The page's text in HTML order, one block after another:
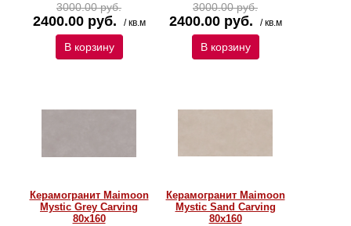
3000.00 руб.
2400.00 руб. / кв.м
В корзину
3000.00 руб.
2400.00 руб. / кв.м
В корзину
Керамогранит Maimoon
Mystic Grey Carving
80x160
Керамогранит Maimoon
Mystic Sand Carving
80x160